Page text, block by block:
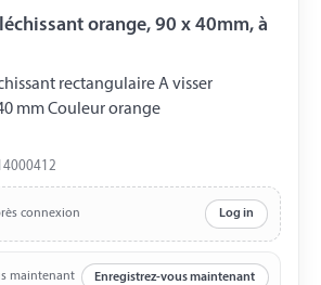
orange, 90 x 40mm, à
rectangulaire A visser
mm Couleur orange
connexion Log in
maintenant Enregistrez-vous maintenant